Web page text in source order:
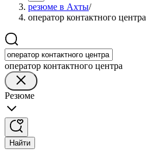
резюме в Ахты/
оператор контактного центра
оператор контактного центра
Резюме
Найти